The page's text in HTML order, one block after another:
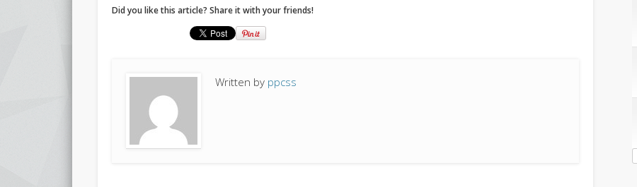
Did you like this article? Share it with your friends!
Written by ppcss